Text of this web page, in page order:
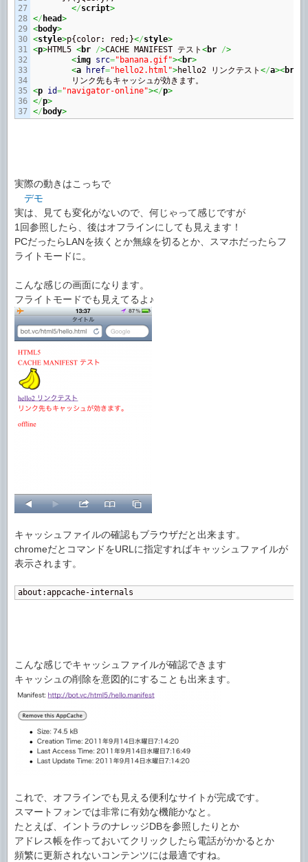
27
28
29
30
31
32
33
34
35
36
</script>
</ head>
<body>
<style>p{color: red;}</style>
<p>HTML5 <br />CACHE MANIFEST テスト <br />
<img src="banana.gif"><br>
<a href="hello2.html">hello2 リンクテスト </a><br
<p id="navigator-online"></p>
</p>
</ body>
実際の動きはこっちで
デモ
実は、見ても変化がないので、何じゃって感じですが
1回参照したら、後はオフラインにしても見えます！
PCだったらLANを抜くとか無線を切るとか、スマホだったらフ
ライトモードに。
こんな感じの画面になります。
フライトモードでも見えてるよ♪
キャッシュファイルの確認もブラウザだと出来ます。
chromeだとコマンドをURLに指定すればキャッシュファイルが
表示されます。
about:appcache-internals
こんな感じでキャッシュファイルが確認できます
キャッシュの削除を意図的にすることも出来ます。
これで、オフラインでも見える便利なサイトが完成です。
スマートフォンでは非常に有効な機能かなと。
たとえば、イントラのナレッジDBを参照したりとか
アドレス帳を作っておいてクリックしたら電話がかかるとか
頻繁に更新されないコンテンツには最適ですね。